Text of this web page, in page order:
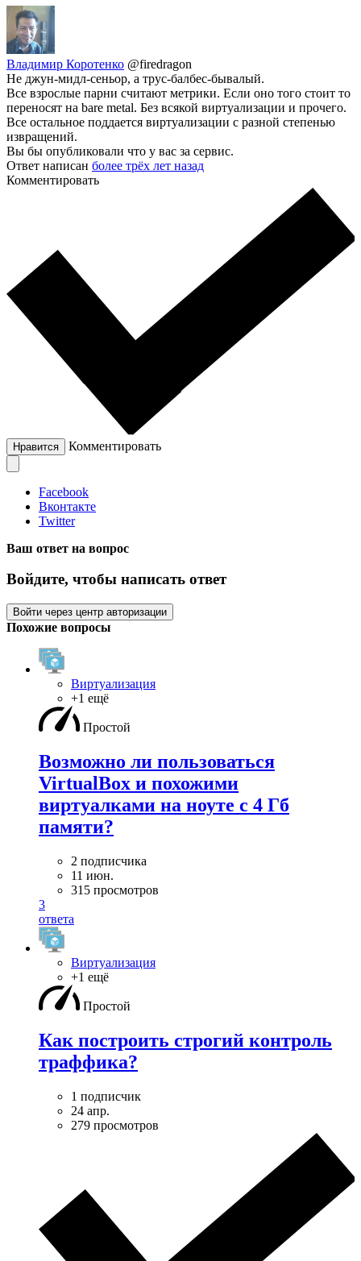
Владимир Коротенко @firedragon
Не джун-мидл-сеньор, а трус-балбес-бывалый.
Все взрослые парни считают метрики. Если оно того стоит то
переносят на bare metal. Без всякой виртуализации и прочего.
Все остальное поддается виртуализации с разной степенью
извращений.
Вы бы опубликовали что у вас за сервис.
Ответ написан более трёх лет назад
Комментировать
Нравится Комментировать
Facebook
Вконтакте
Twitter
Ваш ответ на вопрос
Войдите, чтобы написать ответ
Войти через центр авторизации
Похожие вопросы
Виртуализация
+1 ещё
Простой
Возможно ли пользоваться
VirtualBox и похожими
виртуалками на ноуте с 4 Гб
памяти?
2 подписчика
11 июн.
315 просмотров
3
ответа
Виртуализация
+1 ещё
Простой
Как построить строгий контроль
траффика?
1 подписчик
24 апр.
279 просмотров